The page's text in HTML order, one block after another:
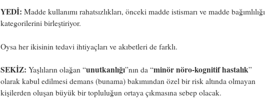
YEDİ: Madde kullanımı rahatsızlıkları, önceki madde istismarı ve madde bağımlılığı
kategorilerini birleştiriyor.
Oysa her ikisinin tedavi ihtiyaçları ve akıbetleri de farklı.
SEKİZ: Yaşlıların olağan “unutkanlığı”nın da “minör nöro-kognitif hastalık”
olarak kabul edilmesi demans (bunama) bakımından özel bir risk altında olmayan
kişilerden oluşan büyük bir topluluğun ortaya çıkmasına sebep olacak.